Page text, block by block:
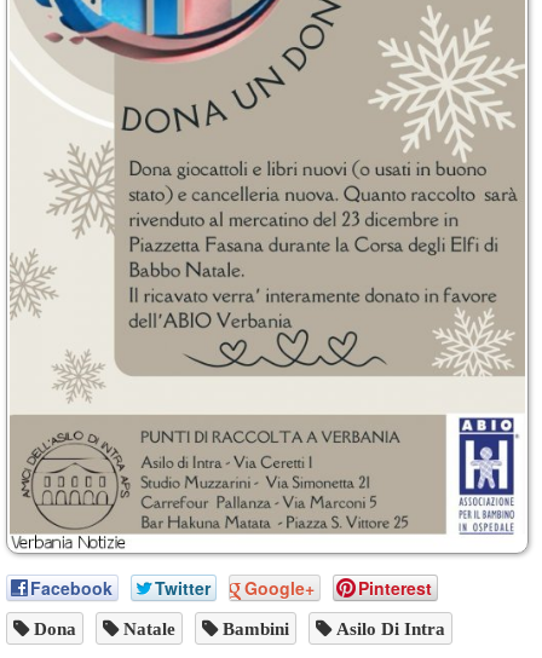
Facebook Twitter Google+ Pinterest
Dona Natale Bambini Asilo Di Intra